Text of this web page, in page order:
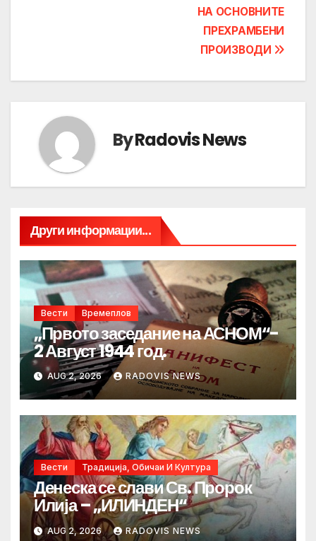
НА ОСНОВНИТЕ
ПРЕХРАМБЕНИ
ПРОИЗВОДИ
ByRadovis News
Други информации...
Вести Времеплов
„Првото заседание на АСНОМ“-
2 Август 1944 год.
AUG 2, 2026 RADOVIS NEWS
Вести Традиција, Обичаи И Култура
Денеска се слави Св. Пророк
Илија – „ИЛИНДЕН“
AUG 2, 2026 RADOVIS NEWS